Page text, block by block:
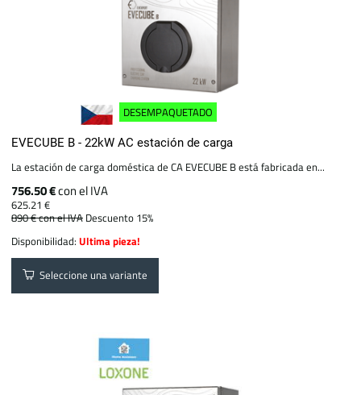
DESEMPAQUETADO
EVECUBE B - 22kW AC estación de carga
La estación de carga doméstica de CA EVECUBE B está fabricada en...
756.50 €con el IVA
625.21 €
890 €con el IVA Descuento 15%
Disponibilidad:Ultima pieza!
Seleccione una variante